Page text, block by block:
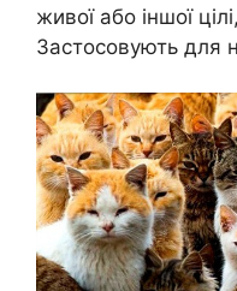
живої або іншої
Застосовують для